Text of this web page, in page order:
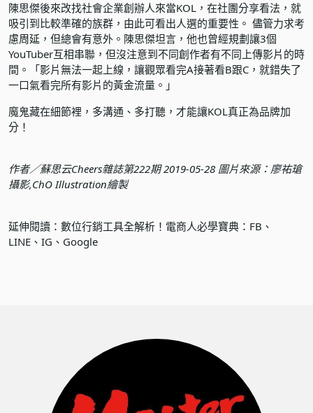
陳思傑後來改找社會企業創辦人來當KOL，在社團分享看法，就
吸引到比較準確的族群，由此可看出人選的重要性。 儘管力求考
慮周延，但總會有意外。陳思傑坦言，他也曾經規劃讓3個
YouTuber互相串聯，但沒注意到不同創作者有不同上傳影片的時
間。「影片無法一起上線，讓觀眾看完A接著看B跟C，就錯失了
一口氣看完所有影片的黃金流量。」
魔鬼藏在細節裡，多溝通、多打聽，才能讓KOL真正為品牌加
分！
作者／蘇思云Cheers雜誌第222期 2019-05-28 圖片來源：廖祐瑲
攝影,ChO Illustration繪製
延伸閱讀： 數位行銷工具全解析！電商人必學寶典：FB、
LINE、IG、Google